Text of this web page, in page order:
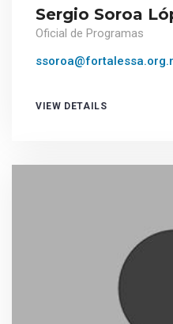
Sergio Soroa
Oficial de Programas
VIEW DETAILS